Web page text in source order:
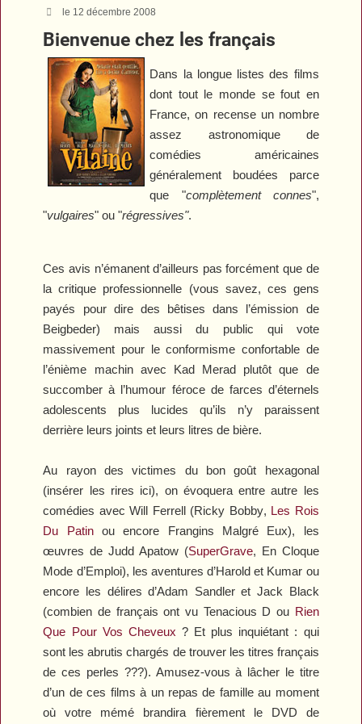
le 12 décembre 2008
Bienvenue chez les français
Dans la longue listes des films
dont tout le monde se fout en
France, on recense un nombre
assez astronomique de
comédies américaines
généralement boudées parce
que "complètement connes",
"vulgaires" ou "régressives".
Ces avis n’émanent d’ailleurs pas forcément que de
la critique professionnelle (vous savez, ces gens
payés pour dire des bêtises dans l’émission de
Beigbeder) mais aussi du public qui vote
massivement pour le conformisme confortable de
l’énième machin avec Kad Merad plutôt que de
succomber à l’humour féroce de farces d’éternels
adolescents plus lucides qu’ils n’y paraissent
derrière leurs joints et leurs litres de bière.
Au rayon des victimes du bon goût hexagonal
(insérer les rires ici), on évoquera entre autre les
comédies avec Will Ferrell (Ricky Bobby, Les Rois
Du Patinou encore Frangins Malgré Eux), les
œuvres de Judd Apatow (SuperGrave, En Cloque
Mode d’Emploi), les aventures d’Harold et Kumar ou
encore les délires d’Adam Sandler et Jack Black
(combien de français ont vu Tenacious D ou Rien
Que Pour Vos Cheveux ? Et plus inquiétant : qui
sont les abrutis chargés de trouver les titres français
de ces perles ???). Amusez-vous à lâcher le titre
d’un de ces films à un repas de famille au moment
où votre mémé brandira fièrement le DVD de